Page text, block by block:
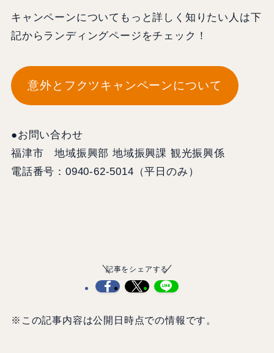
キャンペーンについてもっと詳しく知りたい人は下
記からランディングページをチェック！
意外とフクツキャンペーンについて
●お問い合わせ
福津市 地域振興部 地域振興課 観光振興係
電話番号：0940-62-5014（平日のみ）
記事をシェアする
※この記事内容は公開日時点での情報です。